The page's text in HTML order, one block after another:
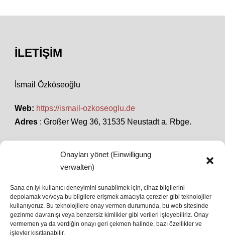
Onayları yönet (Einwilligung
verwalten)
Sana en iyi kullanıcı deneyimini sunabilmek için, cihaz bilgilerini
depolamak ve/veya bu bilgilere erişmek amacıyla çerezler gibi teknolojiler
kullanıyoruz. Bu teknolojilere onay vermen durumunda, bu web sitesinde
gezinme davranışı veya benzersiz kimlikler gibi verileri işleyebiliriz. Onay
vermemen ya da verdiğin onayı geri çekmen halinde, bazı özellikler ve
işlevler kısıtlanabilir.
İLETIŞIM
İsmail Özköseoğlu
Web: https://ismail-ozkoseoglu.de
Adres : Großer Weg 36, 31535 Neustadt a. Rbge.
SON HABERLER
İstanbul’da Avrupa Ligi Finali: Freiburg ve Aston
Villa Boğaz’da Tarih Yazmaya Hazırlanıyor
08 May 2026